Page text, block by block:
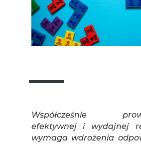
Współcześnie
efektywnej i wydajnej
wymaga wdrożenia